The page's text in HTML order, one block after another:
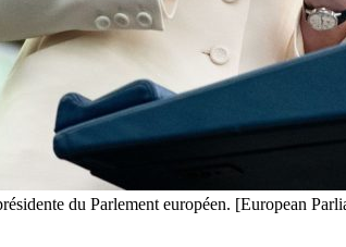
du Parlement européen. [European